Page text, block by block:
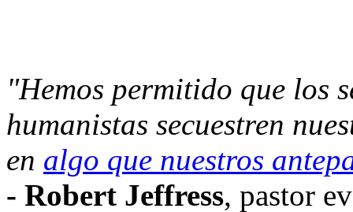
"Hemos permitido que los
humanistas secuestren
en algo que nuestros
- Robert Jeffress, pastor